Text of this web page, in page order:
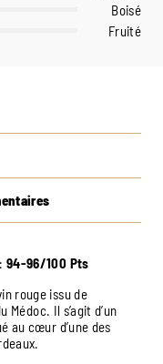
Boisé
Fruité
: 94-96/100 Pts
rouge issu de
Médoc. Il s’agit d’un
au cœur d’une des